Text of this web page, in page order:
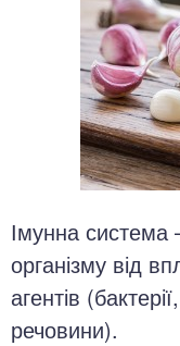
Імунна система
організму від
агентів
речовини).